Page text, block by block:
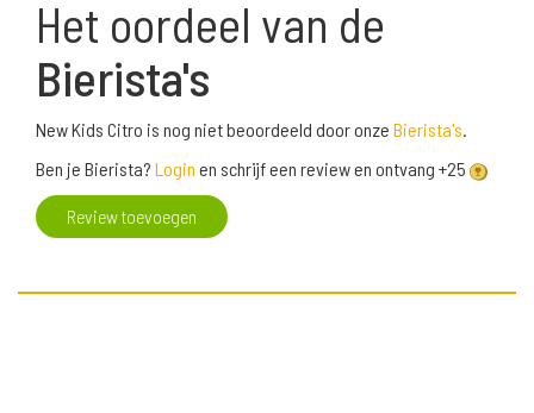
Het oordeel van de
Bierista's
New Kids Citro is nog niet beoordeeld door onze Bierista's.
Ben je Bierista? Login en schrijf een review en ontvang +25
Review toevoegen